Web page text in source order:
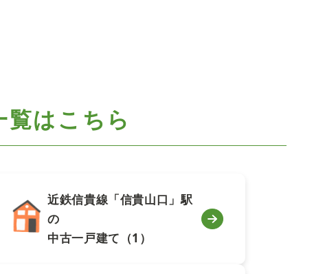
覧はこちら
近鉄信貴線「信貴山口」駅
の
中古一戸建て（1）